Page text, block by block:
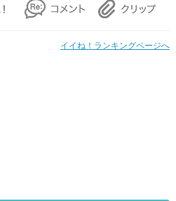
イイね！ランキングページへ